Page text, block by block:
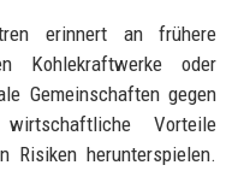
erinnert an frühere
Kohlekraftwerke oder
Gemeinschaften gegen
Vorteile
Risiken herunterspielen.